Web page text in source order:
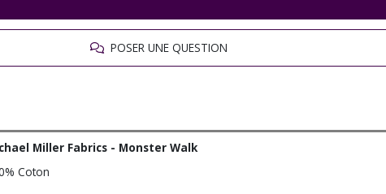
POSER UNE QUESTION
Miller Fabrics - Monster Walk
Coton